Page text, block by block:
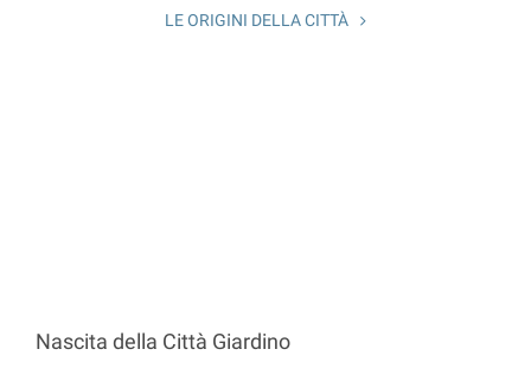
LE ORIGINI DELLA CITTÀ
Nascita della Città Giardino